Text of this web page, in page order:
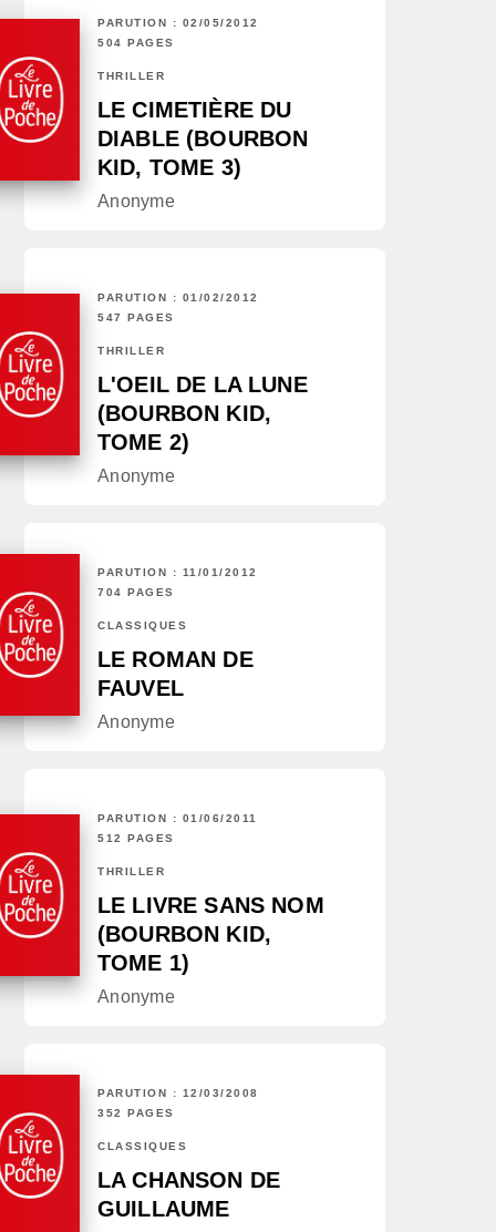
PARUTION : 02/05/2012
504 PAGES
THRILLER
LE CIMETIÈRE DU
DIABLE (BOURBON
KID, TOME 3)
Anonyme
PARUTION : 01/02/2012
547 PAGES
THRILLER
L'OEIL DE LA LUNE
(BOURBON KID,
TOME 2)
Anonyme
PARUTION : 11/01/2012
704 PAGES
CLASSIQUES
LE ROMAN DE
FAUVEL
Anonyme
PARUTION : 01/06/2011
512 PAGES
THRILLER
LE LIVRE SANS NOM
(BOURBON KID,
TOME 1)
Anonyme
PARUTION : 12/03/2008
352 PAGES
CLASSIQUES
LA CHANSON DE
GUILLAUME